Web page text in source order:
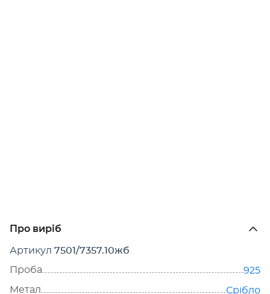
Про виріб
Артикул 7501/7357.10жб
Проба
925
Метал
Срібло